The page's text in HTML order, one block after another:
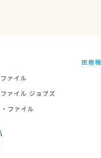
ァイル
ァイル ジョブズ
ファイル
医療